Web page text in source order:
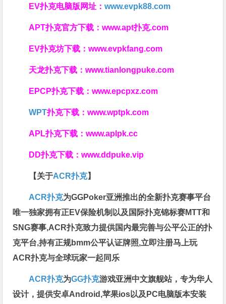
EV扑克电脑版网址：www.evpk88.com
APT扑克官方下载：www.apt扑克.com
EV扑克坊下载：www.evpkfang.com
天龙扑克下载：www.tianlongpuke.com
EPCP扑克下载：www.epcpxz.com
WPT扑克下载：www.wptpk.com
APL扑克下载：www.aplpk.cc
DD扑克下载：www.ddpuke.vip
【关于ACR扑克】
ACR扑克为GGPoker亚洲推出的全新扑克赛事平台
唯一独家拥有正EV保险机制以及国际扑克锦标赛MTT和
SNG赛事,ACR扑克致力提供国内最完善与公平公正的扑
克平台,持有正规bmm公平认证牌照,立即注册马上玩
ACR扑克与全球玩家一起同乐
ACR扑克为GG扑克游戏亚洲中文旗舰站，专为华人
设计，提供安卓Android,苹果ios以及PC电脑版本安装